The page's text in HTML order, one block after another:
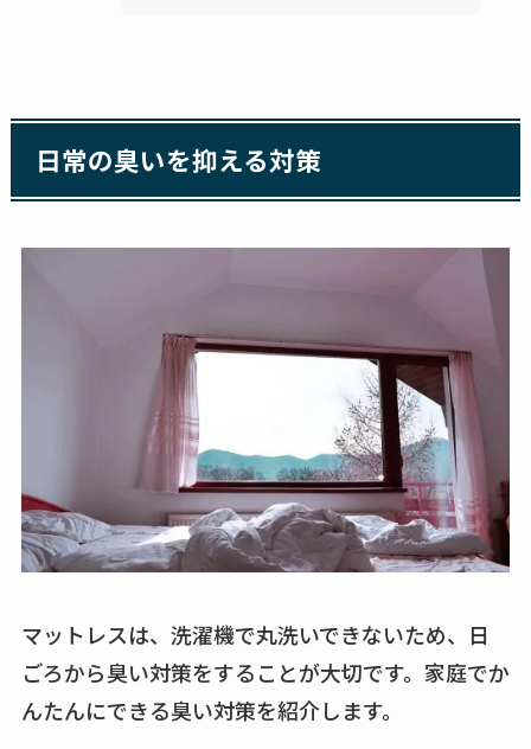
日常の臭いを抑える対策
マットレスは、洗濯機で丸洗いできないため、日
ごろから臭い対策をすることが大切です。家庭でか
んたんにできる臭い対策を紹介します。